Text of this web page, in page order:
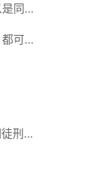
别
同一
更改
可以
刑可